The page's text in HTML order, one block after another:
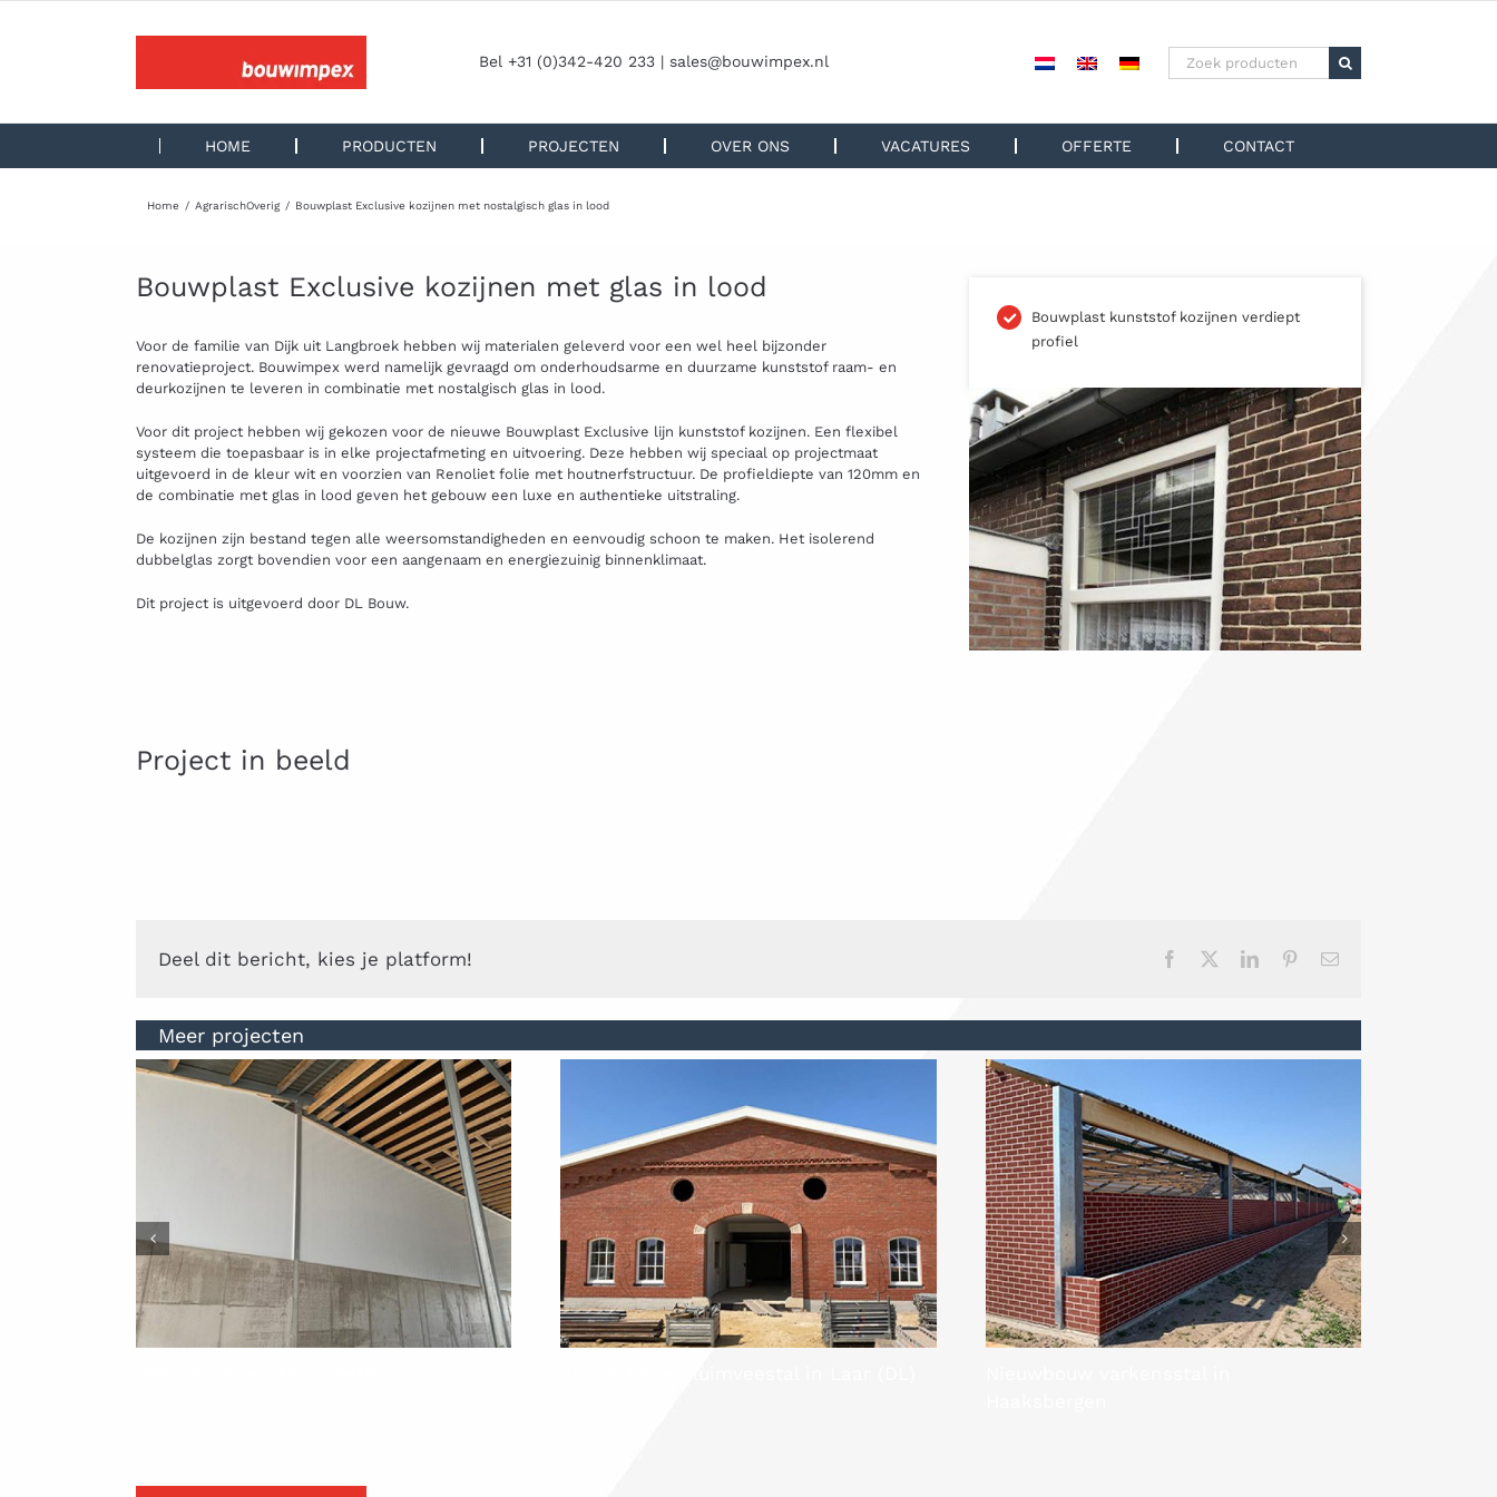
Bel +31 (0)342-420 233 | sales@bouwimpex.nl
Zoeken
naar:
HOME PRODUCTEN PROJECTEN OVER ONS VACATURES OFFERTE CONTACT
Home AgrarischOverig Bouwplast Exclusive kozijnen met nostalgisch glas in lood
Bouwplast Exclusive kozijnen met glas in lood
Voor de familie van Dijk uit Langbroek hebben wij materialen geleverd voor een wel heel bijzonder
renovatieproject. Bouwimpex werd namelijk gevraagd om onderhoudsarme en duurzame kunststof raam- en
deurkozijnen te leveren in combinatie met nostalgisch glas in lood.
Voor dit project hebben wij gekozen voor de nieuwe Bouwplast Exclusive lijn kunststof kozijnen. Een flexibel
systeem die toepasbaar is in elke projectafmeting en uitvoering. Deze hebben wij speciaal op projectmaat
uitgevoerd in de kleur wit en voorzien van Renoliet folie met houtnerfstructuur. De profieldiepte van 120mm en
de combinatie met glas in lood geven het gebouw een luxe en authentieke uitstraling.
De kozijnen zijn bestand tegen alle weersomstandigheden en eenvoudig schoon te maken. Het isolerend
dubbelglas zorgt bovendien voor een aangenaam en energiezuinig binnenklimaat.
Dit project is uitgevoerd door DL Bouw.
Bouwplast kunststof kozijnen verdiept
profiel
Project in beeld
Deel dit bericht, kies je platform! Facebook
TwitterLinkedInPinterest
E-
Meer projecten